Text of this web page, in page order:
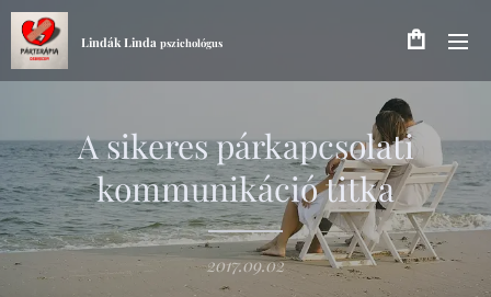
Lindák Linda pszichológus
A sikeres párkapcsolati
kommunikáció titka
2017.09.02